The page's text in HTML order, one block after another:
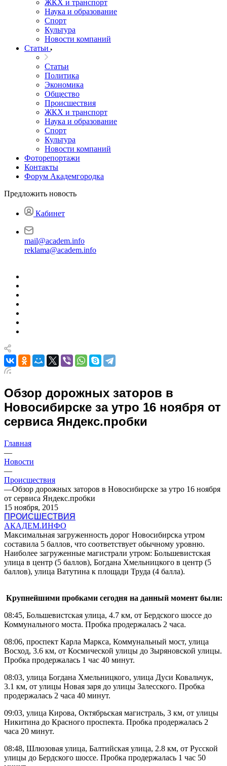
ЖКХ и транспорт
Наука и образование
Спорт
Культура
Новости компаний
Статьи
Статьи
Политика
Экономика
Общество
Происшествия
ЖКХ и транспорт
Наука и образование
Спорт
Культура
Новости компаний
Фоторепортажи
Контакты
Форум Академгородка
Предложить новость
Кабинет
mail@academ.info
reklama@academ.info
Обзор дорожных заторов в
Новосибирске за утро 16 ноября от
сервиса Яндекс.пробки
Главная
—
Новости
—
Происшествия
—Обзор дорожных заторов в Новосибирске за утро 16 ноября
от сервиса Яндекс.пробки
15 ноября, 2015
ПРОИСШЕСТВИЯ
АКАДЕМ.ИНФО
Максимальная загруженность дорог Новосибирска утром
составила 5 баллов, что соответствует обычному уровню.
Наиболее загруженные магистрали утром: Большевистская
улица в центр (5 баллов), Богдана Хмельницкого в центр (5
баллов), улица Ватутина к площади Труда (4 балла).
Крупнейшими пробками сегодня на данный момент были:
08:45, Большевистская улица, 4.7 км, от Бердского шоссе до
Коммунального моста. Пробка продержалась 2 часа.
08:06, проспект Карла Маркса, Коммунальный мост, улица
Восход, 3.6 км, от Космической улицы до Зыряновской улицы.
Пробка продержалась 1 час 40 минут.
08:03, улица Богдана Хмельницкого, улица Дуси Ковальчук,
3.1 км, от улицы Новая заря до улицы Залесского. Пробка
продержалась 2 часа 40 минут.
09:03, улица Кирова, Октябрьская магистраль, 3 км, от улицы
Никитина до Красного проспекта. Пробка продержалась 2
часа 20 минут.
08:48, Шлюзовая улица, Балтийская улица, 2.8 км, от Русской
улицы до Бердского шоссе. Пробка продержалась 1 час 50